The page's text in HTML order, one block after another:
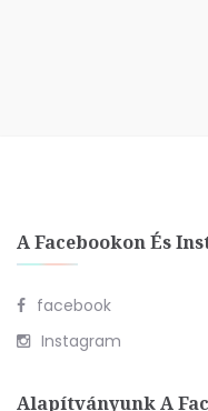
A Facebookon És
facebook
Instagram
Alapítványunk A